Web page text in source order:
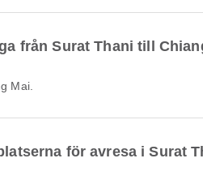
från Surat Thani till
Mai.
för avresa i Surat